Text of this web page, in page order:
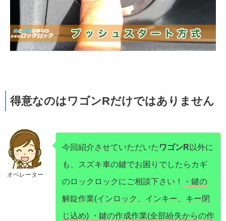
得意なのはワゴンRだけではありません
オペレーター
今回紹介させていただいた ワゴンR 以外に
も、スズキ車の鍵でお困りでしたらカギ
のロックロックにご相談下さい！
・鍵の
解錠作業(インロック、インキー、キー閉
じ込め) ・鍵の作成作業(全部紛失からの作